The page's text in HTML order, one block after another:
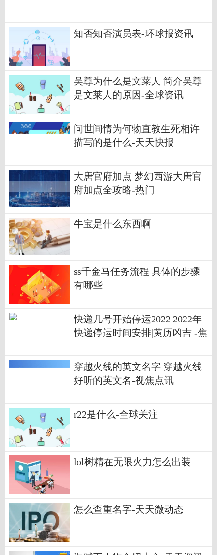
知否知否演员表-环球报资讯
吴尊为什么是文莱人 简介吴尊
是文莱人的原因-全球资讯
问世间情为何物直教生死相许
描写的是什么-天天快报
大唐官府加点 梦幻西游大唐官
府加点全攻略-热门
牛宝是什么东西啊
ss千金马任务流程 具体的步骤
有哪些
快递几号开始停运2022 2022年
快递停运时间安排|黄历凶吉 -焦
穿越火线的英文名字 穿越火线
好听的英文名-视焦点讯
r22是什么-全球关注
lol树精在无限火力怎么出装
怎么查重名字-天天微动态